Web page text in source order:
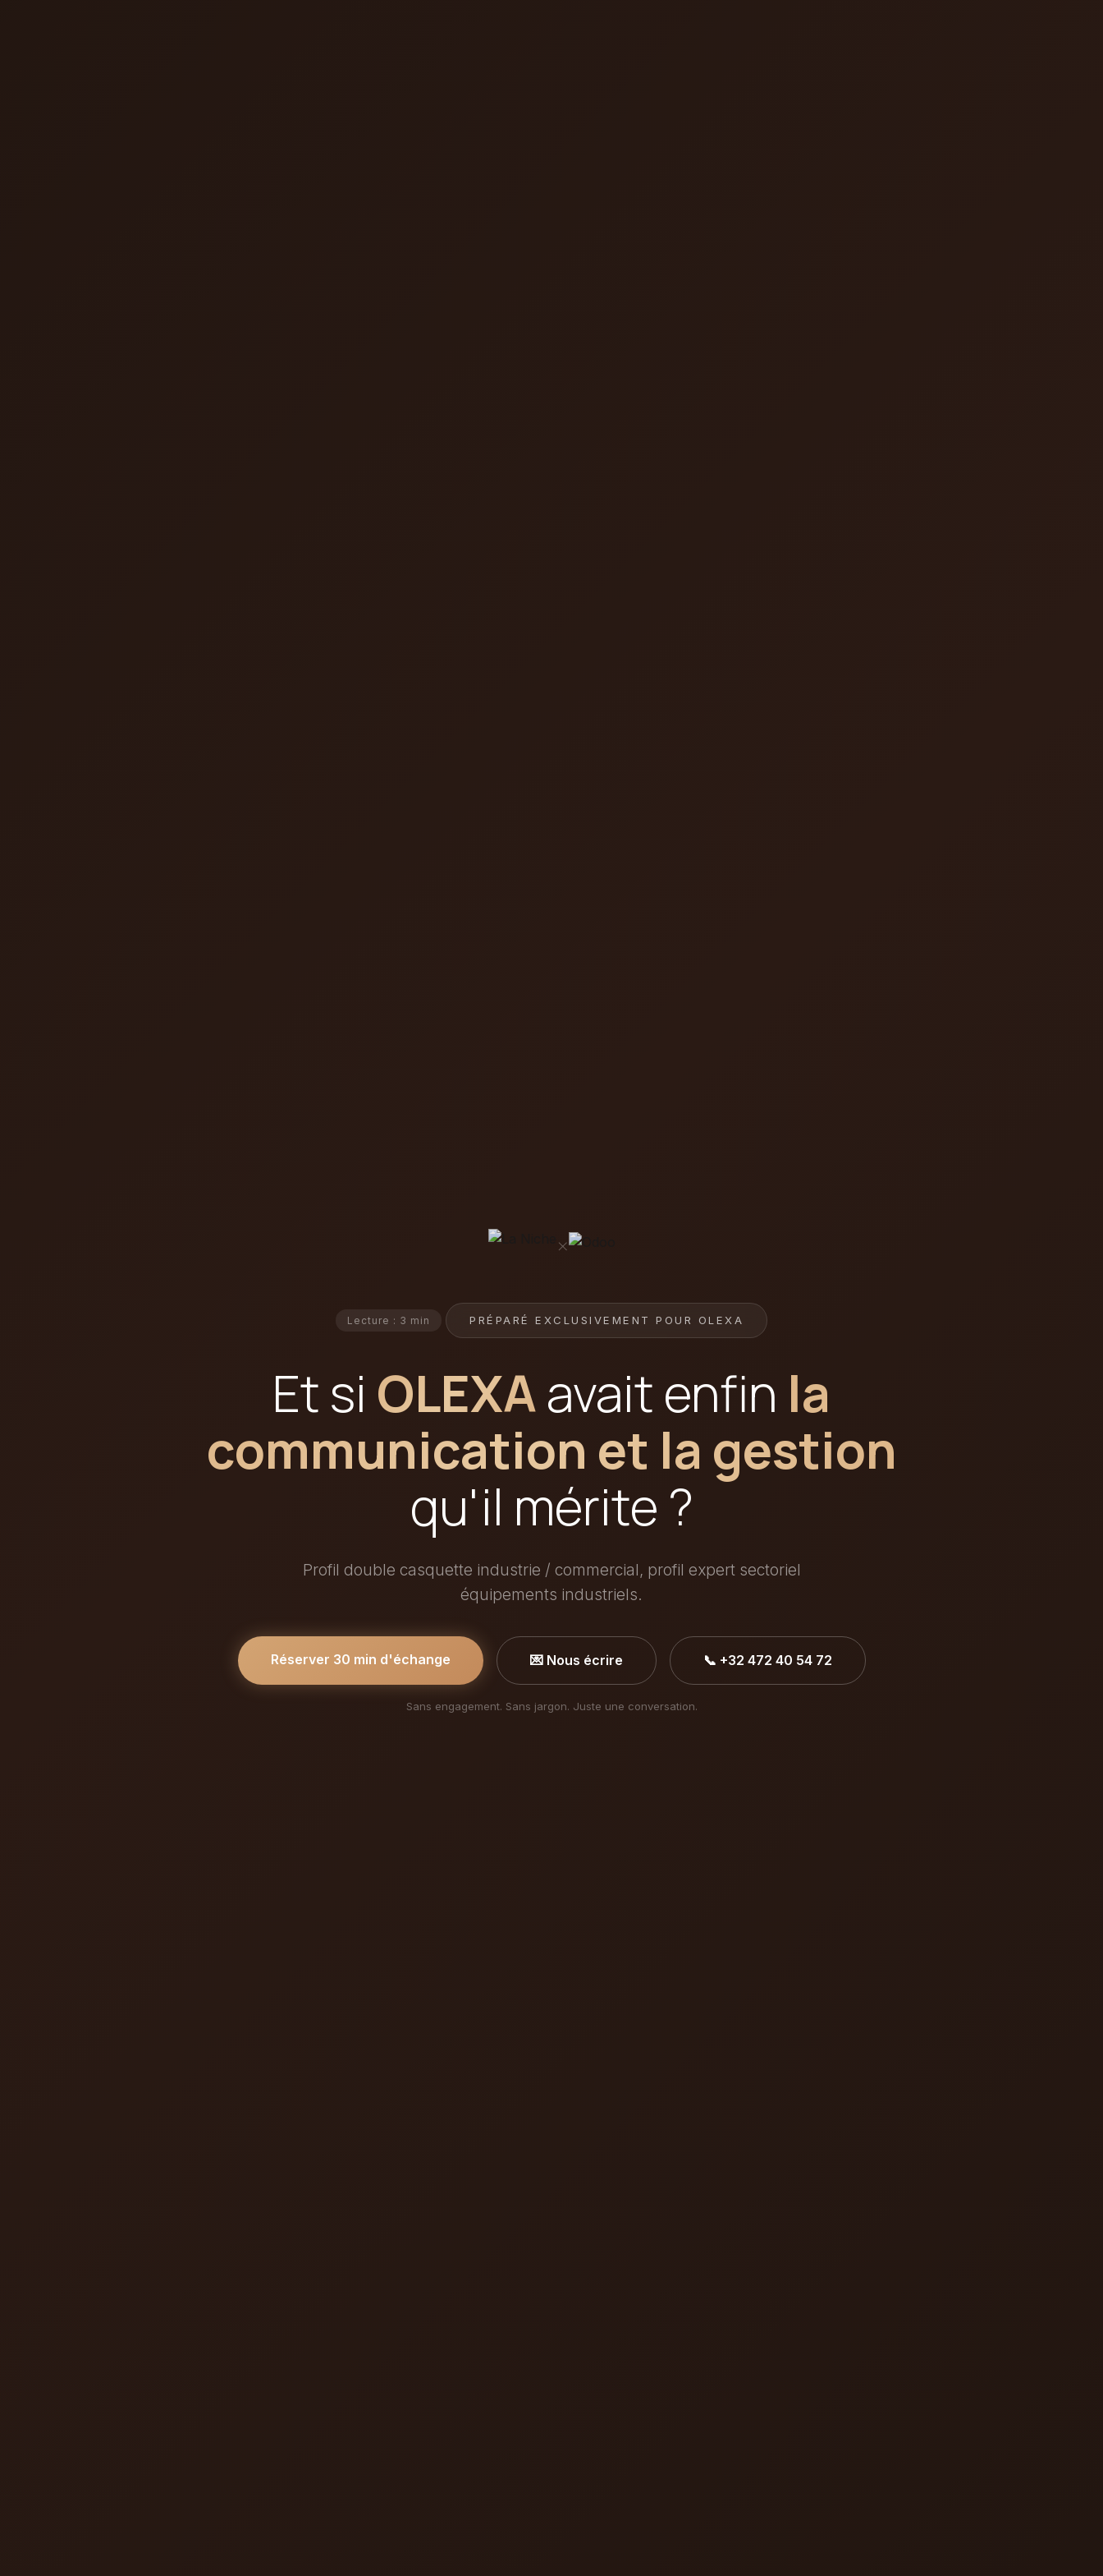
×
Lecture : 3 min PRÉPARÉ EXCLUSIVEMENT POUR OLEXA
Et si OLEXAavait enfin la
communication et la gestion
qu'il mérite ?
Profil double casquette industrie / commercial, profil expert sectoriel
équipements industriels.
Réserver 30 min d'échange 💌 Nous écrire 📞 +32 472 40 54 72
Sans engagement. Sans jargon. Juste une conversation.